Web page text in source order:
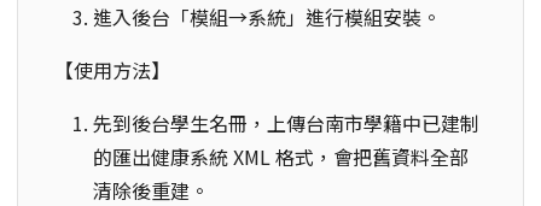
進入後台「模組→系統」進行模組安裝。
【使用方法】
先到後台學生名冊，上傳台南市學籍中已建制
的匯出健康系統 XML 格式，會把舊資料全部
清除後重建。